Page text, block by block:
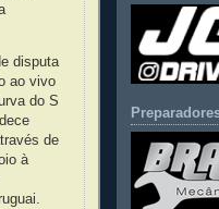
disputa
ao vivo
do S
de
à